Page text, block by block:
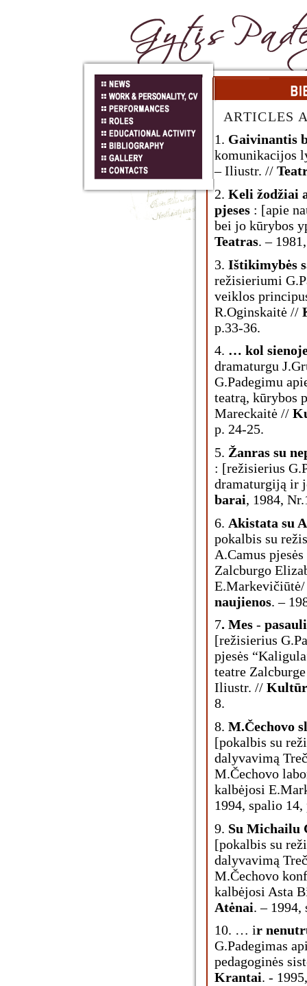
ARTICLES
1. Gaivinantis
komunikacijos
– Iliustr. //
2. Keli žodžiai
pjeses : [apie
bei jo kūrybos
Teatras. –
3. Ištikimybės
režisieriumi
veiklos
R.Oginskaitė //
p.33-36.
4. … kol
dramaturgu
G.Padegimu
teatrą, kūrybos
Mareckaitė //
p. 24-25.
5. Žanras su
: [režisierius
dramaturgiją ir
barai, 1984,
6. Akistata su
pokalbis su
A.Camus
Zalcburgo
naujienos. –
7. Mes -
[režisierius
pjesės
teatre
Iliustr. //
8.
8. M.Čechovo
[pokalbis su
dalyvavimą
M.Čechovo
kalbėjosi
1994, spalio 14,
9. Su Michailu
[pokalbis su
dalyvavimą
M.Čechovo
kalbėjosi Asta
Atėnai. – 1994,
10. … ir
G.Padegimas
pedagoginės
Krantai. -